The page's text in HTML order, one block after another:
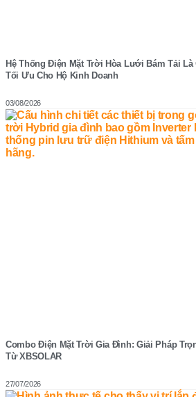
Hệ Thống Điện Mặt Trời Hòa Lưới Bám Tải
Tối Ưu Cho Hộ Kinh Doanh
03/08/2026
Combo Điện Mặt Trời Gia Đình: Giải Pháp
Từ XBSOLAR
27/07/2026